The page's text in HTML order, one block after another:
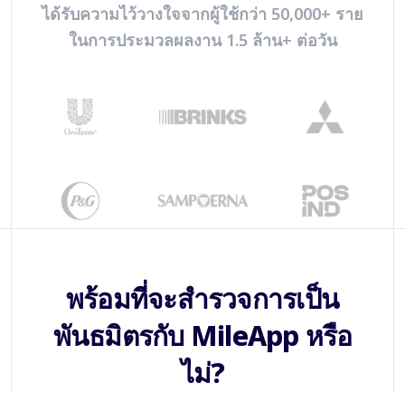
ได้รับความไว้วางใจจากผู้ใช้กว่า 50,000+ ราย
ในการประมวลผลงาน 1.5 ล้าน+ ต่อวัน
พร้อมที่จะสำรวจการเป็น
พันธมิตรกับ MileApp หรือ
ไม่?